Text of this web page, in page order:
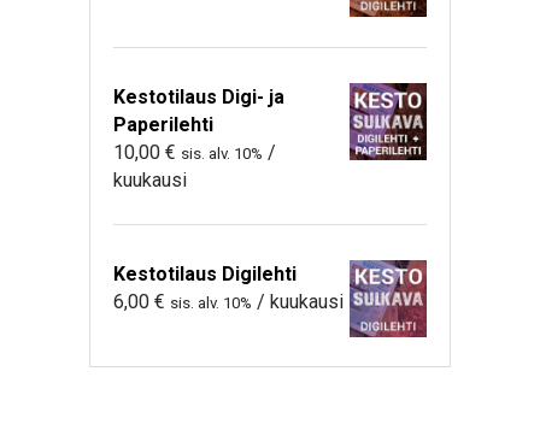
Kestotilaus Digi- ja
Paperilehti
10,00 € sis. alv. 10% /
kuukausi
Kestotilaus Digilehti
6,00 € sis. alv. 10% / kuukausi